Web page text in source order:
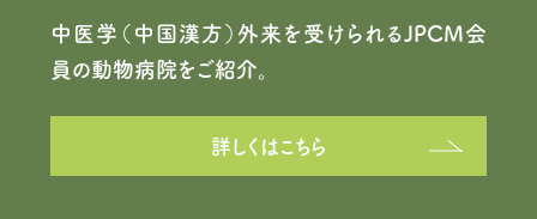
中医学（中国漢方）外来を受けられるJPCM会
員の動物病院をご紹介。
詳しくはこちら